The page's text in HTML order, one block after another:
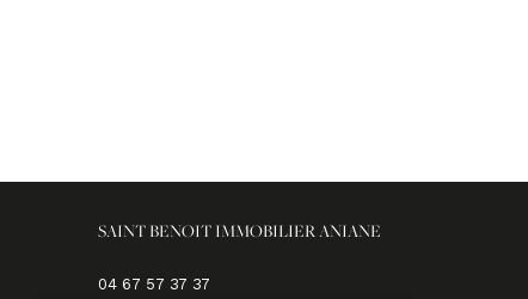
SAINT BENOIT IMMOBILIER ANIANE
04 67 57 37 37